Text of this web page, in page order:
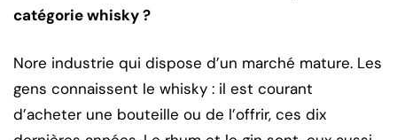
catégorie whisky ?
Nore industrie qui dispose d’un marché mature. Les
gens connaissent le whisky : il est courant
d’acheter une bouteille ou de l’offrir, ces dix